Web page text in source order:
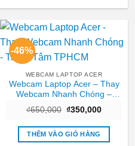
-46%
WEBCAM LAPTOP ACER
Webcam Laptop Acer – Thay
Webcam Nhanh Chóng –
Trung Tâm TPHCM
₫650,000 Giá
là:
₫650,000.
₫350,000Giá
tại
₫350,000.
THÊM VÀO GIỎ HÀNG